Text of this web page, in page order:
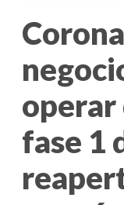
operar
fase 1